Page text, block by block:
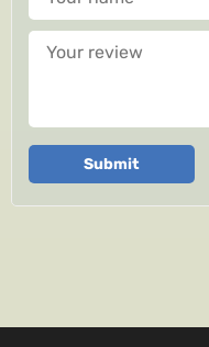
Your review
Submit